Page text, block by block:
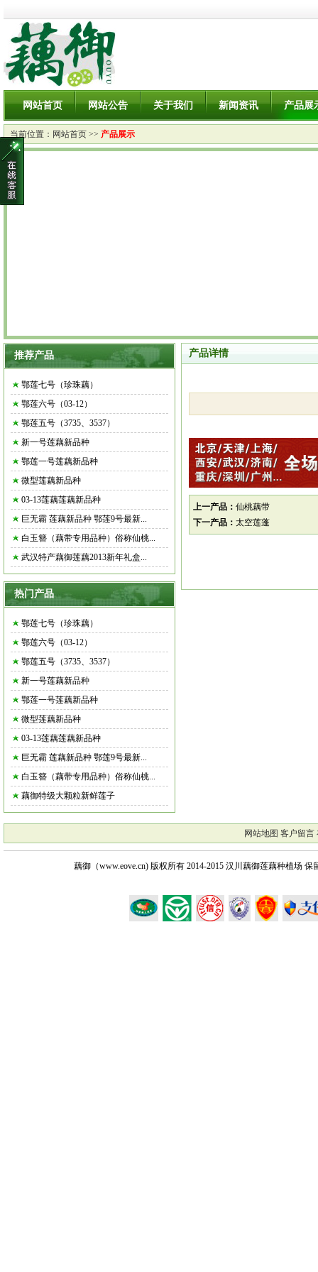
网站首页 网站公告 关于我们 新闻资讯 产品展
当前位置： 网站首页 >> 产品展示
推荐产品
鄂莲七号（珍珠藕）
鄂莲六号（03-12）
鄂莲五号（3735、3537）
新一号莲藕新品种
鄂莲一号莲藕新品种
微型莲藕新品种
03-13莲藕莲藕新品种
巨无霸 莲藕新品种 鄂莲9号最新...
白玉簪（藕带专用品种）俗称仙桃...
武汉特产藕御莲藕2013新年礼盒...
热门产品
鄂莲七号（珍珠藕）
鄂莲六号（03-12）
鄂莲五号（3735、3537）
新一号莲藕新品种
鄂莲一号莲藕新品种
微型莲藕新品种
03-13莲藕莲藕新品种
巨无霸 莲藕新品种 鄂莲9号最新...
白玉簪（藕带专用品种）俗称仙桃...
藕御特级大颗粒新鲜莲子
产品详情
上一产品： 仙桃藕带
下一产品： 太空莲蓬
网站地图 客户留言
藕御（www.eove.cn) 版权所有2014-2015 汉川藕御莲藕种植场 保